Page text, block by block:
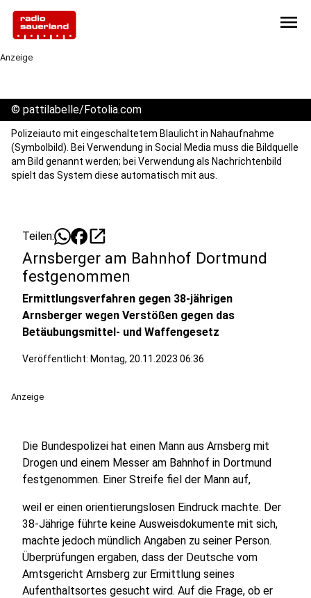
menu
Anzeige
© pattilabelle/Fotolia.com
Polizeiauto mit eingeschaltetem Blaulicht in Nahaufnahme
(Symbolbild). Bei Verwendung in Social Media muss die Bildquelle
am Bild genannt werden; bei Verwendung als Nachrichtenbild
spielt das System diese automatisch mit aus.
Teilen: open_in_new
Arnsberger am Bahnhof Dortmund
festgenommen
Ermittlungsverfahren gegen 38-jährigen
Arnsberger wegen Verstößen gegen das
Betäubungsmittel- und Waffengesetz
Veröffentlicht: Montag, 20.11.2023 06:36
Anzeige
Die Bundespolizei hat einen Mann aus Arnsberg mit
Drogen und einem Messer am Bahnhof in Dortmund
festgenommen. Einer Streife fiel der Mann auf,
weil er einen orientierungslosen Eindruck machte. Der
38-Jährige führte keine Ausweisdokumente mit sich,
machte jedoch mündlich Angaben zu seiner Person.
Überprüfungen ergaben, dass der Deutsche vom
Amtsgericht Arnsberg zur Ermittlung seines
Aufenthaltsortes gesucht wird. Auf die Frage, ob er